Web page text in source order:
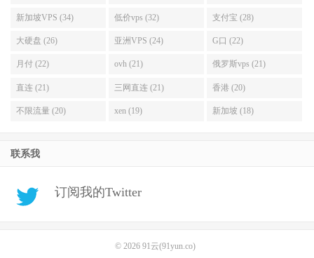
新加坡VPS (34) 低价vps (32) 支付宝 (28)
大硬盘 (26) 亚洲VPS (24) G口 (22)
月付 (22) ovh (21) 俄罗斯vps (21)
直连 (21) 三网直连 (21) 香港 (20)
不限流量 (20) xen (19) 新加坡 (18)
联系我
订阅我的Twitter
© 2026 91云(91yun.co)